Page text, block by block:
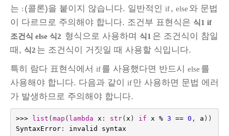
는 : (콜론)을 붙이지 않습니다. 일반적인 if, else 와 문법
이 다르므로 주의해야 합니다. 조건부 표현식은 식1 if
조건식 else 식2 형식으로 사용하며 식1 은 조건식이 참일
때, 식2 는 조건식이 거짓일 때 사용할 식입니다.
특히 람다 표현식에서 if를 사용했다면 반드시 else 를
사용해야 합니다. 다음과 같이 if만 사용하면 문법 에러
가 발생하므로 주의해야 합니다.
>>> list ( map ( lambda x : str( x ) if x % 3 == 0 , a ))
SyntaxError: invalid syntax